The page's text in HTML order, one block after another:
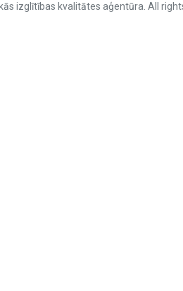
izglītības kvalitātes aģentūra. All